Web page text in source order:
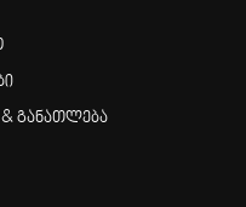
& განათლება